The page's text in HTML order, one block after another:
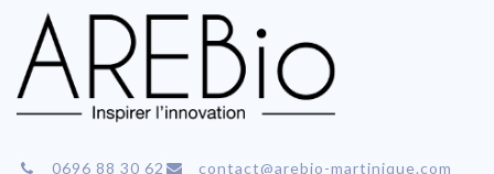
0696 88 30 62 contact@arebio-martinique.com